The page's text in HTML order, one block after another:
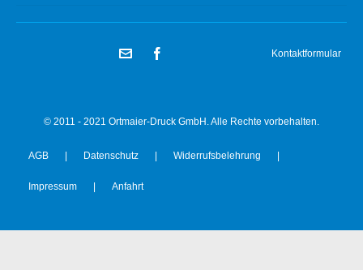
Kontaktformular
© 2011 - 2021 Ortmaier-Druck GmbH. Alle Rechte vorbehalten.
AGB Datenschutz Widerrufsbelehrung
Impressum Anfahrt